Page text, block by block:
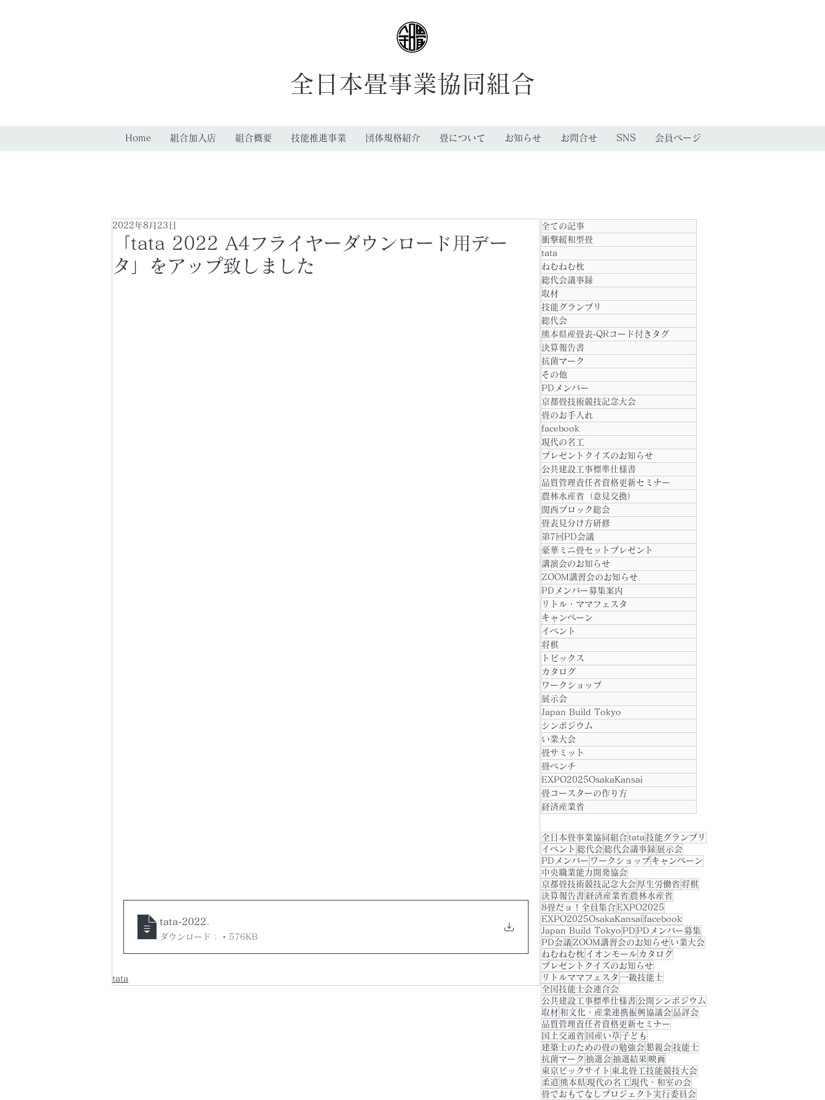
全日本畳事業協同組合
Home 組合加入店 組合概要 技能推進事業 団体規格紹介 畳について お知らせ お問合せ SNS 会員ページ
「tata 2022 A4フライヤーダウンロード用デー
タ」をアップ致しました
2022年8月23日
tata-2022
ダウンロード： • 576KB
tata
全ての記事
衝撃緩和型畳
tata
ねむねむ枕
総代会議事録
取材
技能グランプリ
総代会
熊本県産畳表-QRコード付きタグ
決算報告書
抗菌マーク
その他
PDメンバー
京都畳技術競技記念大会
畳のお手入れ
facebook
現代の名工
プレゼントクイズのお知らせ
公共建設工事標準仕様書
品質管理責任者資格更新セミナー
農林水産省（意見交換）
関西ブロック総会
畳表見分け方研修
第7回PD会議
豪華ミニ畳セットプレゼント
講演会のお知らせ
ZOOM講習会のお知らせ
PDメンバー募集案内
リトル・ママフェスタ
キャンペーン
イベント
将棋
トピックス
カタログ
ワークショップ
展示会
Japan Build Tokyo
シンポジウム
い業大会
畳サミット
畳ベンチ
EXPO2025OsakaKansai
畳コースターの作り方
経済産業省
全日本畳事業協同組合 tata 技能グランプリ
イベント 総代会 総代会議事録 展示会
PDメンバー ワークショップ キャンペーン
中央職業能力開発協会
京都畳技術競技記念大会 厚生労働省 将棋
決算報告書 経済産業省 農林水産省
8畳だョ！全員集合 EXPO2025
EXPO2025OsakaKansai facebook
Japan Build Tokyo PD PDメンバー募集
PD会議 ZOOM講習会のお知らせ い業大会
ねむねむ枕 イオンモール カタログ
プレゼントクイズのお知らせ
リトルママフェスタ 一級技能士
全国技能士会連合会
公共建設工事標準仕様書 公開シンポジウム
取材 和文化・産業連携振興協議会 品評会
品質管理責任者資格更新セミナー
国土交通省 国産い草 子ども
建築士のための畳の勉強会 懇親会 技能士
抗菌マーク 抽選会 抽選結果 映画
東京ビックサイト 東北畳工技能競技大会
柔道 熊本県 現代の名工 現代・和室の会
畳でおもてなしプロジェクト実行委員会